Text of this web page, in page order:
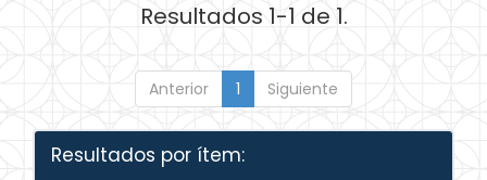
Resultados 1-1 de 1.
Anterior 1 Siguiente
Resultados por ítem: